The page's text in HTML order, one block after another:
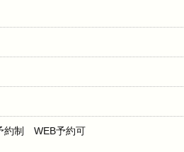
約制 WEB予約可